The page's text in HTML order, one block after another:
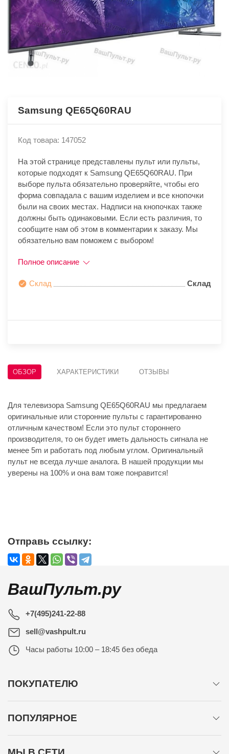
Samsung QE65Q60RAU
Код товара: 147052
На этой странице представлены пульт или пульты,
которые подходят к Samsung QE65Q60RAU. При
выборе пульта обязательно проверяйте, чтобы его
форма совпадала с вашим изделием и все кнопочки
были на своих местах. Надписи на кнопочках также
должны быть одинаковыми. Если есть различия, то
сообщите нам об этом в комментарии к заказу. Мы
обязательно вам поможем с выбором!
Полное описание
Склад Склад
ОБЗОР ХАРАКТЕРИСТИКИ ОТЗЫВЫ
Для телевизора Samsung QE65Q60RAU мы предлагаем
оригинальные или сторонние пульты с гарантированно
отличным качеством! Если это пульт стороннего
производителя, то он будет иметь дальность сигнала не
менее 5m и работать под любым углом. Оригинальный
пульт не всегда лучше аналога. В нашей продукции мы
уверены на 100% и она вам тоже понравится!
Отправь ссылку:
ВашПульт.ру
+7(495)241-22-88
sell@vashpult.ru
Часы работы 10:00 – 18:45 без обеда
ПОКУПАТЕЛЮ
ПОПУЛЯРНОЕ